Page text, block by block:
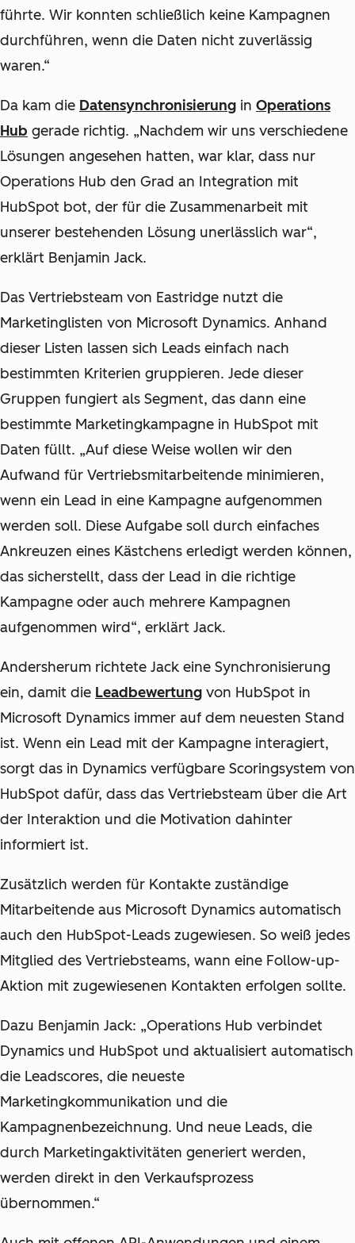
führte. Wir konnten schließlich keine Kampagnen
durchführen, wenn die Daten nicht zuverlässig
waren.“
Da kam die Datensynchronisierung in Operations
Hub gerade richtig. „Nachdem wir uns verschiedene
Lösungen angesehen hatten, war klar, dass nur
Operations Hub den Grad an Integration mit
HubSpot bot, der für die Zusammenarbeit mit
unserer bestehenden Lösung unerlässlich war“,
erklärt Benjamin Jack.
Das Vertriebsteam von Eastridge nutzt die
Marketinglisten von Microsoft Dynamics. Anhand
dieser Listen lassen sich Leads einfach nach
bestimmten Kriterien gruppieren. Jede dieser
Gruppen fungiert als Segment, das dann eine
bestimmte Marketingkampagne in HubSpot mit
Daten füllt. „Auf diese Weise wollen wir den
Aufwand für Vertriebsmitarbeitende minimieren,
wenn ein Lead in eine Kampagne aufgenommen
werden soll. Diese Aufgabe soll durch einfaches
Ankreuzen eines Kästchens erledigt werden können,
das sicherstellt, dass der Lead in die richtige
Kampagne oder auch mehrere Kampagnen
aufgenommen wird“, erklärt Jack.
Andersherum richtete Jack eine Synchronisierung
ein, damit die Leadbewertung von HubSpot in
Microsoft Dynamics immer auf dem neuesten Stand
ist. Wenn ein Lead mit der Kampagne interagiert,
sorgt das in Dynamics verfügbare Scoringsystem von
HubSpot dafür, dass das Vertriebsteam über die Art
der Interaktion und die Motivation dahinter
informiert ist.
Zusätzlich werden für Kontakte zuständige
Mitarbeitende aus Microsoft Dynamics automatisch
auch den HubSpot-Leads zugewiesen. So weiß jedes
Mitglied des Vertriebsteams, wann eine Follow-up-
Aktion mit zugewiesenen Kontakten erfolgen sollte.
Dazu Benjamin Jack: „Operations Hub verbindet
Dynamics und HubSpot und aktualisiert automatisch
die Leadscores, die neueste
Marketingkommunikation und die
Kampagnenbezeichnung. Und neue Leads, die
durch Marketingaktivitäten generiert werden,
werden direkt in den Verkaufsprozess
übernommen.“